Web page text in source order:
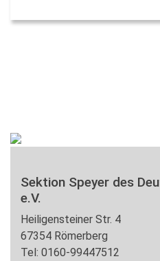
Sektion Speyer des
e.V.
Heiligensteiner Str. 4
67354 Römerberg
Tel: 0160-99447512